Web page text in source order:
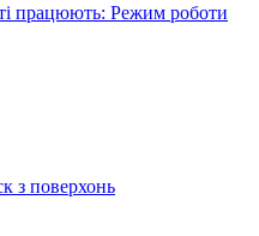
працюють: Режим роботи
з поверхонь